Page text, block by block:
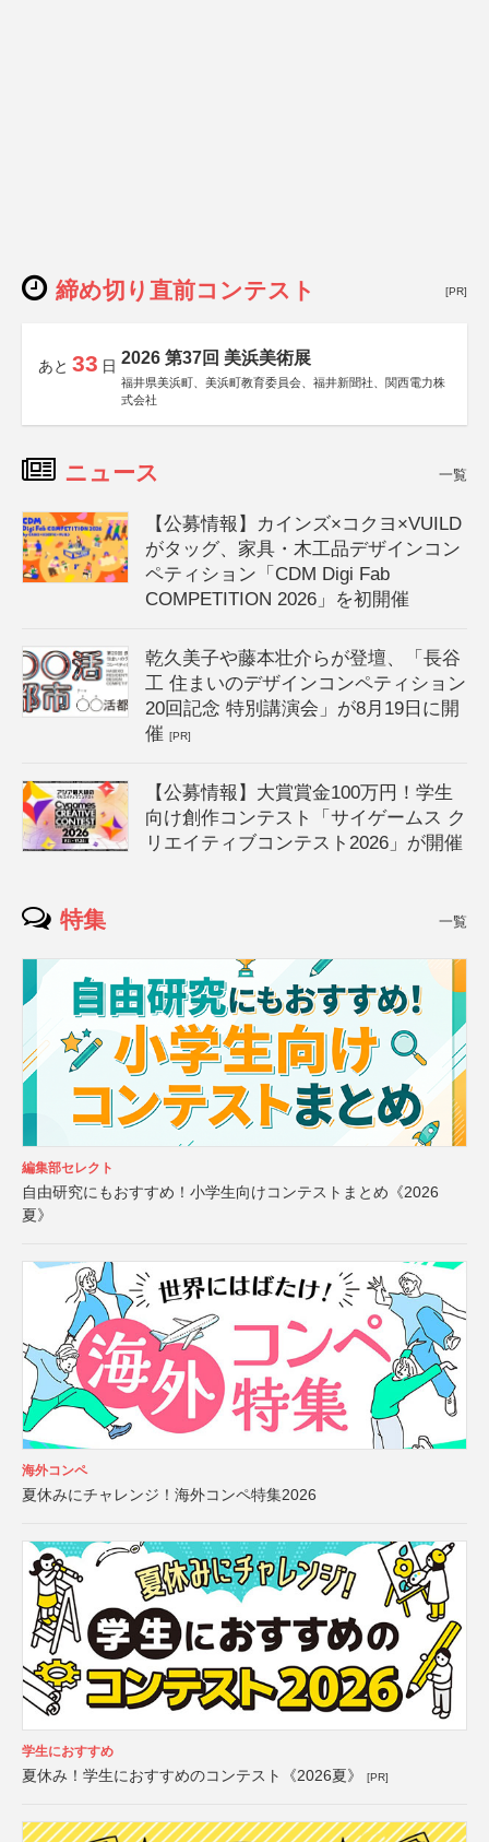
締め切り直前コンテスト [PR]
あと 33 日 2026 第37回 美浜美術展
福井県美浜町、美浜町教育委員会、福井新聞社、関西電力株
式会社
ニュース 一覧
【公募情報】カインズ×コクヨ×VUILD
がタッグ、家具・木工品デザインコン
ペティション「CDM Digi Fab
COMPETITION 2026」を初開催
乾久美子や藤本壮介らが登壇、「長谷
工 住まいのデザインコンペティション
20回記念 特別講演会」が8月19日に開
催[PR]
【公募情報】大賞賞金100万円！学生
向け創作コンテスト「サイゲームス ク
リエイティブコンテスト2026」が開催
特集 一覧
編集部セレクト
自由研究にもおすすめ！小学生向けコンテストまとめ《2026
夏》
海外コンペ
夏休みにチャレンジ！海外コンペ特集2026
学生におすすめ
夏休み！学生におすすめのコンテスト《2026夏》 [PR]